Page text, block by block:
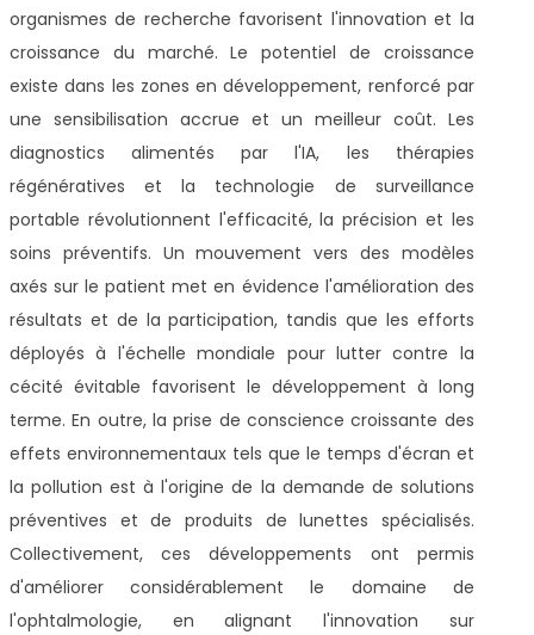
organismes de recherche favorisent l'innovation et la
croissance du marché. Le potentiel de croissance
existe dans les zones en développement, renforcé par
une sensibilisation accrue et un meilleur coût. Les
diagnostics alimentés par l'IA, les thérapies
régénératives et la technologie de surveillance
portable révolutionnent l'efficacité, la précision et les
soins préventifs. Un mouvement vers des modèles
axés sur le patient met en évidence l'amélioration des
résultats et de la participation, tandis que les efforts
déployés à l'échelle mondiale pour lutter contre la
cécité évitable favorisent le développement à long
terme. En outre, la prise de conscience croissante des
effets environnementaux tels que le temps d'écran et
la pollution est à l'origine de la demande de solutions
préventives et de produits de lunettes spécialisés.
Collectivement, ces développements ont permis
d'améliorer considérablement le domaine de
l'ophtalmologie, en alignant l'innovation sur